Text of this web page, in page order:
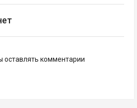
оставлять комментарии